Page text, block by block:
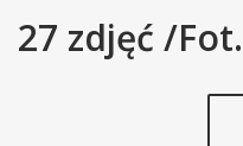
27 zdjęć /